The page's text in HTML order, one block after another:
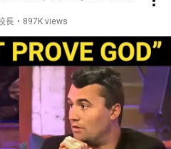
長 • 897K views